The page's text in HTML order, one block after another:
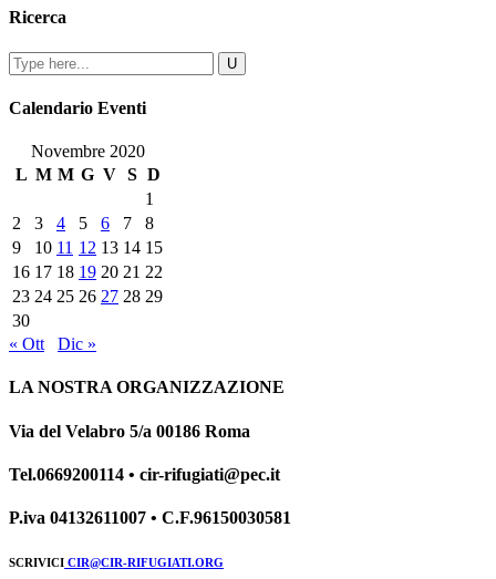
Ricerca
Calendario Eventi
Novembre 2020
L M M G V S D
1
2
3 4 5 6 7
8
9
10 11 12 13 14 15
16 17 18 19 20 21 22
23 24 25 26 27 28 29
30
« Ott
Dic »
LA NOSTRA ORGANIZZAZIONE
Via del Velabro 5/a 00186 Roma
Tel.0669200114 • cir-rifugiati@pec.it
P.iva 04132611007 • C.F.96150030581
SCRIVICI CIR@CIR-RIFUGIATI.ORG